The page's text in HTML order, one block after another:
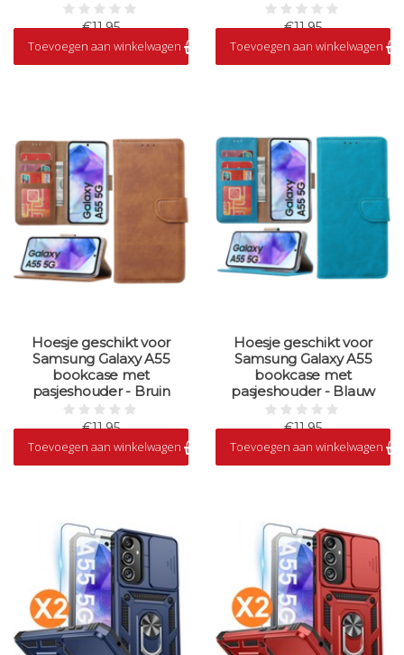
€11,95
Op voorraad
Toevoegen aan winkelwagen
€11,95
Op voorraad
Toevoegen aan winkelwagen
Hoesje geschikt voor
Samsung Galaxy A55
bookcase met
pasjeshouder - Bruin
€11,95
Op voorraad
Toevoegen aan winkelwagen
Hoesje geschikt voor
Samsung Galaxy A55
bookcase met
pasjeshouder - Blauw
€11,95
Op voorraad
Toevoegen aan winkelwagen